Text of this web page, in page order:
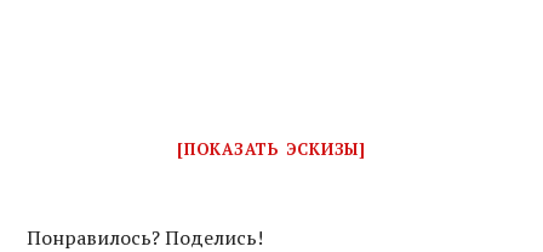
[ПОКАЗАТЬ ЭСКИЗЫ]
Понравилось? Поделись!